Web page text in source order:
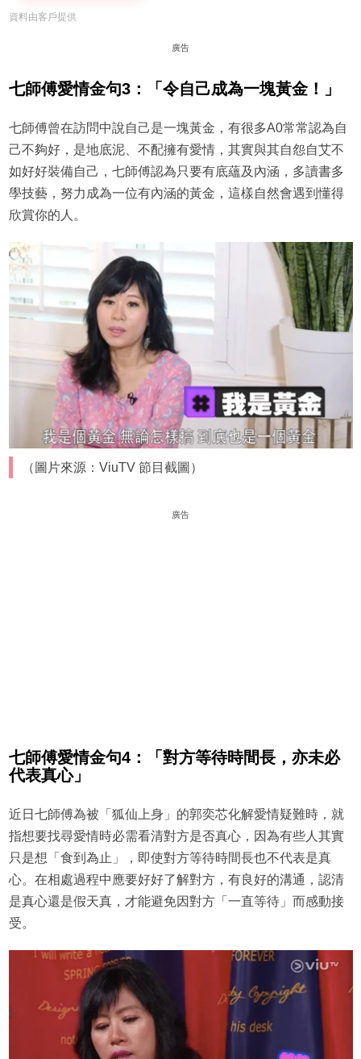
資料由客戶提供
廣告
七師傅愛情金句3：「令自己成為一塊黃金！」
七師傅曾在訪問中說自己是一塊黃金，有很多A0常常認為自
己不夠好，是地底泥、不配擁有愛情，其實與其自怨自艾不
如好好裝備自己，七師傅認為只要有底蘊及內涵，多讀書多
學技藝，努力成為一位有內涵的黃金，這樣自然會遇到懂得
欣賞你的人。
（圖片來源：ViuTV 節目截圖）
廣告
七師傅愛情金句4：「對方等待時間長，亦未必
代表真心」
近日七師傅為被「狐仙上身」的郭奕芯化解愛情疑難時，就
指想要找尋愛情時必需看清對方是否真心，因為有些人其實
只是想「食到為止」，即使對方等待時間長也不代表是真
心。在相處過程中應要好好了解對方，有良好的溝通，認清
是真心還是假天真，才能避免因對方「一直等待」而感動接
受。